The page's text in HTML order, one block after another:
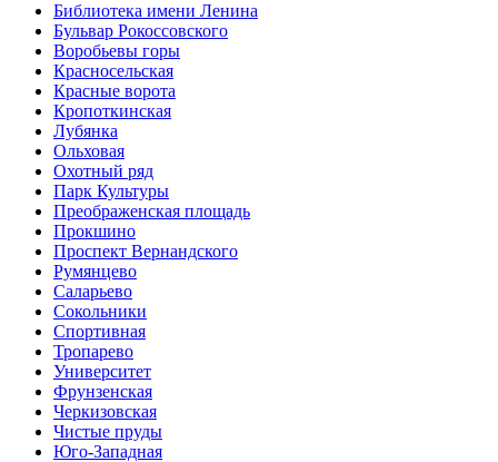
Библиотека имени Ленина
Бульвар Рокоссовского
Воробьевы горы
Красно­сельская
Красные ворота
Кропоткинс­кая
Лубянка
Ольховая
Охотный ряд
Парк Культуры
Преобра­женская площадь
Прокшино
Проспект Вернандского
Румянцево
Саларьево
Сокольники
Спортивная
Тропарево
Университет
Фрунзенская
Черкизовская
Чистые пруды
Юго-Западная